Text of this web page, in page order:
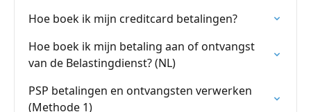
Hoe boek ik mijn creditcard betalingen?
Hoe boek ik mijn betaling aan of ontvangst
van de Belastingdienst? (NL)
PSP betalingen en ontvangsten verwerken
(Methode 1)